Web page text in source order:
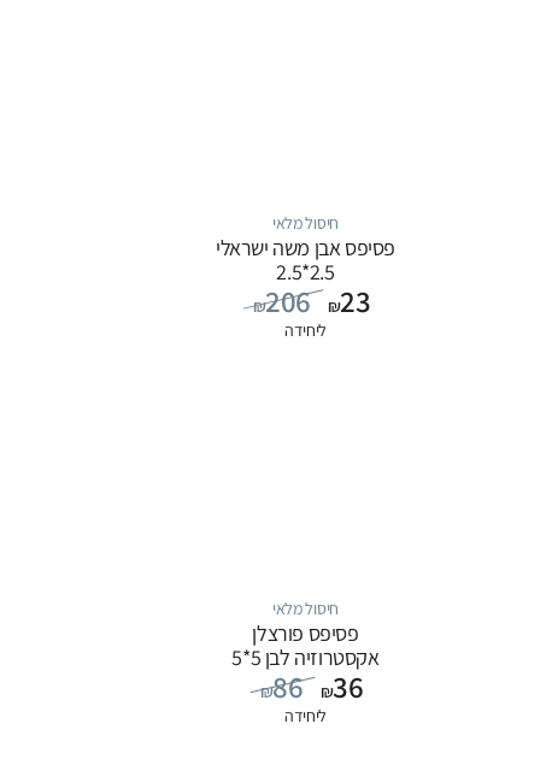
חיסול מלאי
פסיפס אבן משה ישראלי
2.5*2.5
₪206 ₪23
ליחידה
חיסול מלאי
פסיפס פורצלן
אקסטרוזיה לבן 5*5
₪86 ₪36
ליחידה